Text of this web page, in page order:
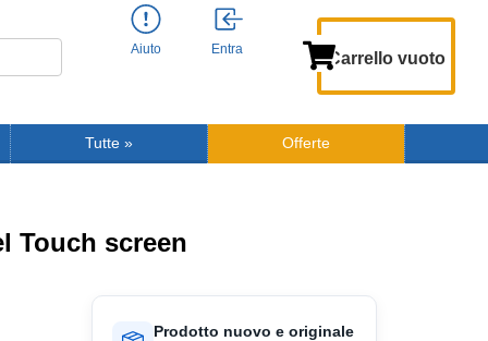
Aiuto Entra Carrello vuoto
Tutte » Offerte
Touch screen
Prodotto nuovo e originale